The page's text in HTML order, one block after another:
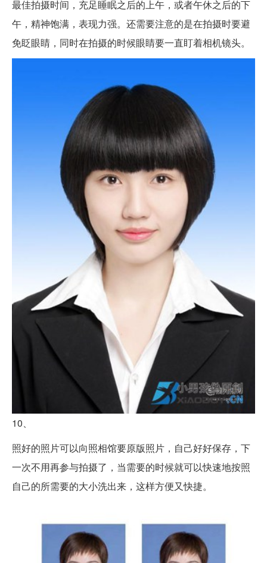
最佳拍摄时间，充足睡眠之后的上午，或者午休之后的下
午，精神饱满，表现力强。还需要注意的是在拍摄时要避
免眨眼睛，同时在拍摄的时候眼睛要一直盯着相机镜头。
10、
照好的照片可以向照相馆要原版照片，自己好好保存，下
一次不用再参与拍摄了，当需要的时候就可以快速地按照
自己的所需要的大小洗出来，这样方便又快捷。